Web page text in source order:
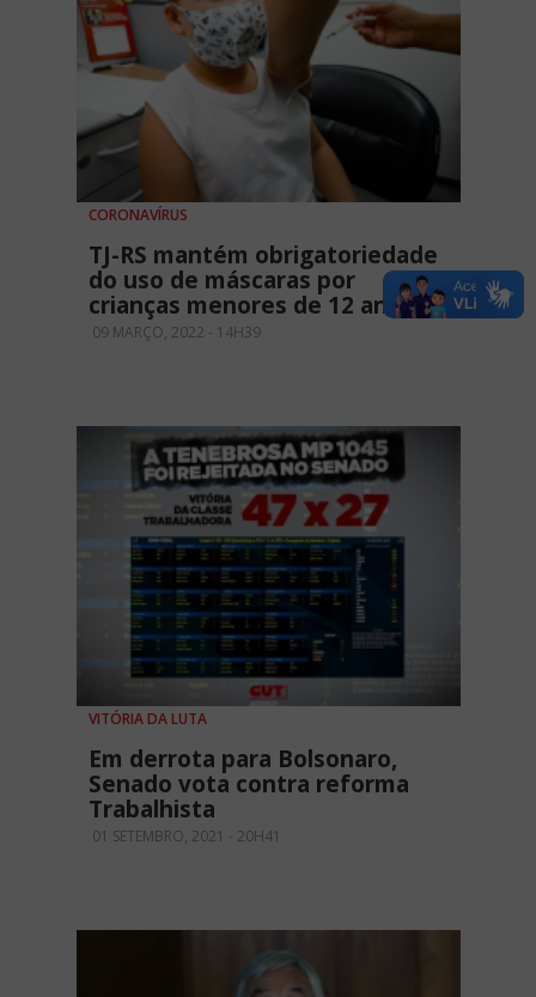
CORONAVÍRUS
TJ-RS mantém obrigatoriedade
do uso de máscaras por
crianças menores de 12 anos
09 MARÇO, 2022 - 14H39
VITÓRIA DA LUTA
Em derrota para Bolsonaro,
Senado vota contra reforma
Trabalhista
01 SETEMBRO, 2021 - 20H41